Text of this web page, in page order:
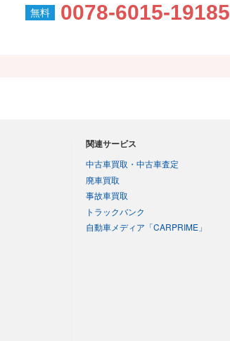
0078-6015-19185
関連サービス
中古車買取・中古車査定
廃車買取
事故車買取
トラックバンク
自動車メディア「CARPRIME」